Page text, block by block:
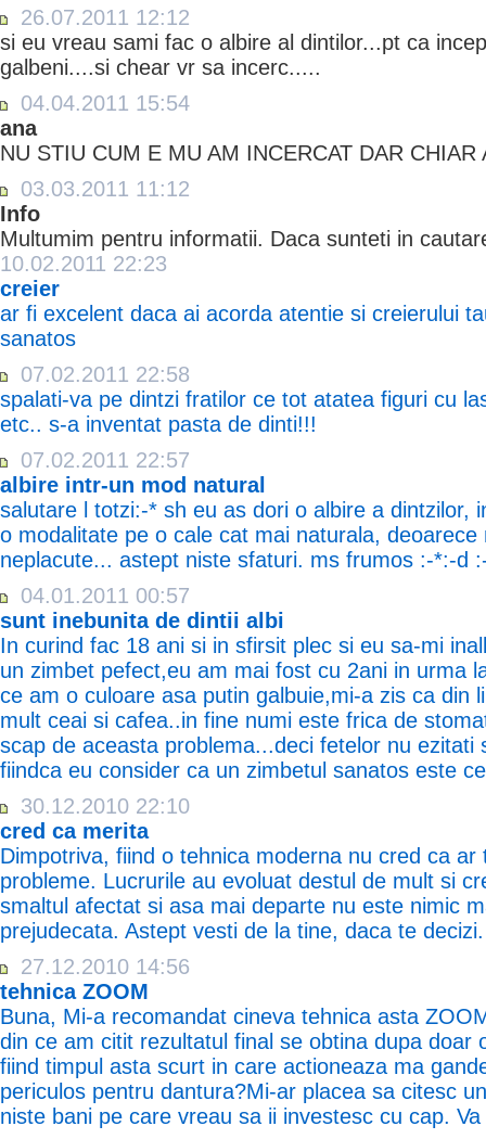
26.07.2011 12:12
si eu vreau sami fac o albire al dintilor...pt ca
galbeni....si chear vr sa incerc.....
04.04.2011 15:54
ana
NU STIU CUM E MU AM INCERCAT DAR CHIAR
03.03.2011 11:12
Info
Multumim pentru informatii. Daca sunteti in
10.02.2011 22:23
creier
ar fi excelent daca ai acorda atentie si creierului
sanatos
07.02.2011 22:58
spalati-va pe dintzi fratilor ce tot atatea figuri cu
etc.. s-a inventat pasta de dinti!!!
07.02.2011 22:57
albire intr-un mod natural
salutare l totzi:-* sh eu as dori o albire a dintzilor,
o modalitate pe o cale cat mai naturala,
neplacute... astept niste sfaturi. ms frumos :-*:-d
04.01.2011 00:57
sunt inebunita de dintii albi
In curind fac 18 ani si in sfirsit plec si eu sa-mi
un zimbet pefect,eu am mai fost cu 2ani in urma
ce am o culoare asa putin galbuie,mi-a zis ca din
mult ceai si cafea..in fine numi este frica de
scap de aceasta problema...deci fetelor nu ezitati
fiindca eu consider ca un zimbetul sanatos este
30.12.2010 22:10
cred ca merita
Dimpotriva, fiind o tehnica moderna nu cred ca
probleme. Lucrurile au evoluat destul de mult si
smaltul afectat si asa mai departe nu este nimic
prejudecata. Astept vesti de la tine, daca te decizi.
27.12.2010 14:56
tehnica ZOOM
Buna, Mi-a recomandat cineva tehnica asta
din ce am citit rezultatul final se obtina dupa doar
fiind timpul asta scurt in care actioneaza ma
periculos pentru dantura?Mi-ar placea sa citesc
niste bani pe care vreau sa ii investesc cu cap.